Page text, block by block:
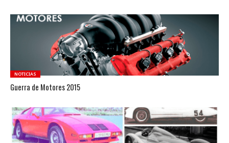
NOTICIAS
Guerra de Motores 2015